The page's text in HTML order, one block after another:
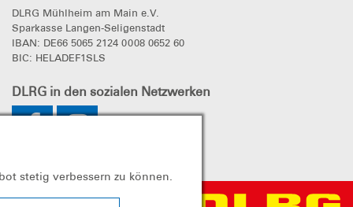
stetig verbessern zu können.
DLRG Mühlheim am Main e.V.
Sparkasse Langen-Seligenstadt
IBAN: DE66 5065 2124 0008 0652 60
BIC: HELADEF1SLS
DLRG in den sozialen Netzwerken